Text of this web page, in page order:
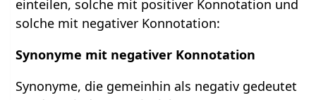
einteilen, solche mit positiver Konnotation und
solche mit negativer Konnotation:
Synonyme mit negativer Konnotation
Synonyme, die gemeinhin als negativ gedeutet